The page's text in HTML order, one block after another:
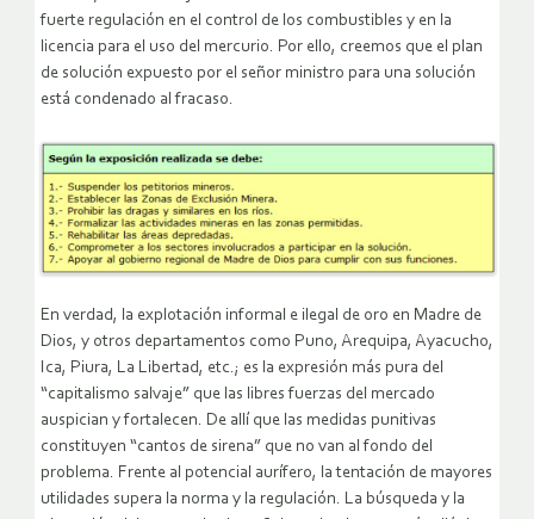
fuerte regulación en el control de los combustibles y en la
licencia para el uso del mercurio. Por ello, creemos que el plan
de solución expuesto por el señor ministro para una solución
está condenado al fracaso.
En verdad, la explotación informal e ilegal de oro en Madre de
Dios, y otros departamentos como Puno, Arequipa, Ayacucho,
Ica, Piura, La Libertad, etc.; es la expresión más pura del
“capitalismo salvaje” que las libres fuerzas del mercado
auspician y fortalecen. De allí que las medidas punitivas
constituyen “cantos de sirena” que no van al fondo del
problema. Frente al potencial aurífero, la tentación de mayores
utilidades supera la norma y la regulación. La búsqueda y la